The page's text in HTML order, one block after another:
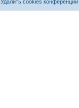
Удалить cookies конференции